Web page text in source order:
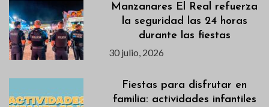
Manzanares El Real refuerza
la seguridad las 24 horas
durante las fiestas
30 julio, 2026
Fiestas para disfrutar en
familia: actividades infantiles